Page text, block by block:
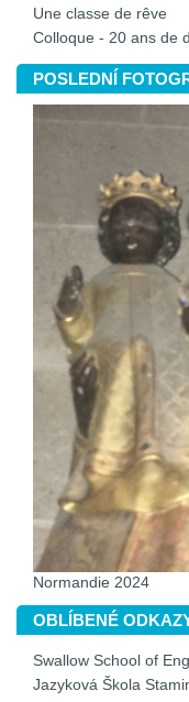
Une classe de rêve
Colloque - 20 ans de
POSLEDNÍ
Normandie 2024
OBLÍBENÉ
Swallow School of
Jazyková Škola